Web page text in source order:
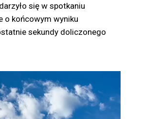
się w spotkaniu
o końcowym wyniku
sekundy doliczonego